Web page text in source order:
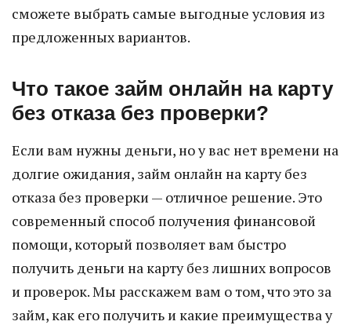
сможете выбрать самые выгодные условия из
предложенных вариантов.
Что такое займ онлайн на карту
без отказа без проверки?
Если вам нужны деньги, но у вас нет времени на
долгие ожидания, займ онлайн на карту без
отказа без проверки — отличное решение. Это
современный способ получения финансовой
помощи, который позволяет вам быстро
получить деньги на карту без лишних вопросов
и проверок. Мы расскажем вам о том, что это за
займ, как его получить и какие преимущества у